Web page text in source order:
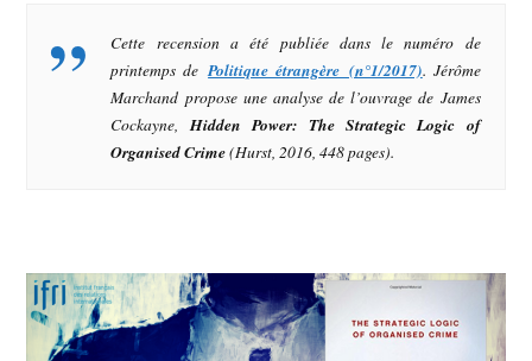
Cette recension a été publiée dans le numéro de
printemps dePolitique étrangère (n°1/2017). Jérôme
Marchand propose une analyse de l’ouvrage de James
Cockayne, Hidden Power: The Strategic Logic of
Organised Crime(Hurst, 2016, 448 pages).